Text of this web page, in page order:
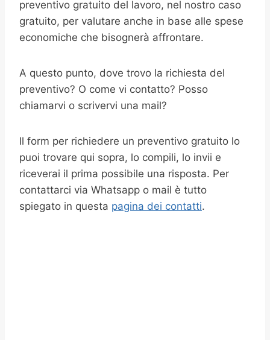
preventivo gratuito del lavoro, nel nostro caso
gratuito, per valutare anche in base alle spese
economiche che bisognerà affrontare.
A questo punto, dove trovo la richiesta del
preventivo? O come vi contatto? Posso
chiamarvi o scrivervi una mail?
Il form per richiedere un preventivo gratuito lo
puoi trovare qui sopra, lo compili, lo invii e
riceverai il prima possibile una risposta. Per
contattarci via Whatsapp o mail è tutto
spiegato in questa pagina dei contatti.